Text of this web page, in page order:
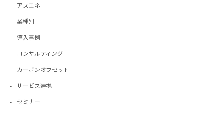
アスエネ
業種別
導入事例
コンサルティング
カーボンオフセット
サービス連携
セミナー